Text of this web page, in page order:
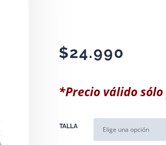
$24.990
*Precio válido
TALLA